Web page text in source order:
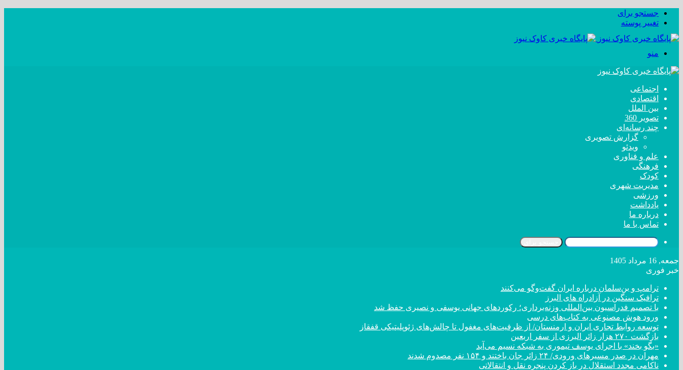
جستجو برای
تغییر پوسته
منو
اجتماعی
اقتصادی
بین الملل
تصویر 360
چند رسانه‌ای
گزارش تصویری
ویدئو
علم و فناوری
فرهنگی
کودک
مدیریت شهری
ورزشی
یادداشت
درباره ما
تماس با ما
جمعه, 16 مرداد 1405
خبر فوری
ترامپ و بن‌سلمان درباره ایران گفت‌و‌گو می‌کنند
ترافیک سنگین در آزادراه های البرز
با تصمیم فدراسیون بین‌المللی وزنه‌برداری؛ رکورد‌های جهانی یوسفی و نصیری حفظ شد
ورود هوش مصنوعی به کتاب‌های درسی
توسعه روابط تجاری ایران و ارمنستان/ از ظرفیت‌های مغفول تا چالش‌های ژئوپلیتیکی قفقاز
بازگشت ۲۷۰ هزار زائر البرزی از سفر اربعین
«بگو بخند» با اجرای یوسف تیموری به شبکه نسیم می‌آید
مهران در صدر مسیر‌های ورودی/ ۲۴ زائر جان باختند و ۱۵۴ نفر مصدوم شدند
ناکامی مجدد استقلال در باز کردن پنجره نقل و انتقالاتی